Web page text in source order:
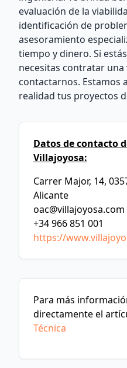
evaluación de la
identificación de
asesoramiento
tiempo y dinero. Si
necesitas contratar
contactarnos. Estamos
realidad tus proyectos
Datos de contacto
Villajoyosa:
Carrer Major, 14,
Alicante
oac@villajoyosa.com
+34 966 851 001
https://
Para más
directamente el
Técnica